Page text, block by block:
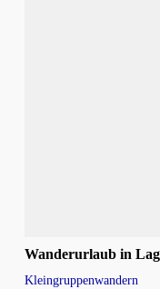
Wanderurlaub in
Kleingruppenwandern